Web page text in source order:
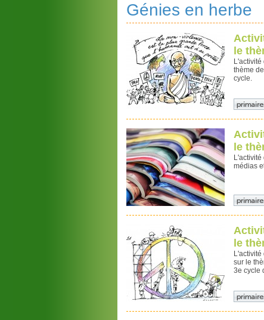
Génies en herbe
le
thème
cycle.
le
médias
le
sur le
3e cycle